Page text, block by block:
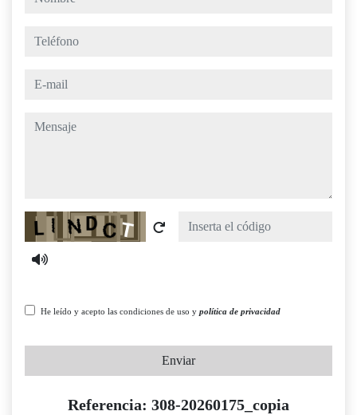
teléfono
e-mail
mensaje
Captcha
He leído y acepto las condiciones de uso y política de privacidad
Enviar
Referencia: 308-20260175_copia